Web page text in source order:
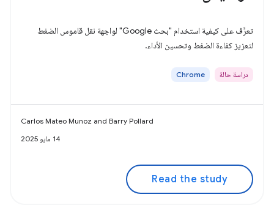
تعرَّف على كيفية استخدام "بحث Google" لواجهة نقل قاموس الضغط
لتعزيز كفاءة الضغط وتحسين الأداء.
دراسة حالة Chrome
Carlos Mateo Munoz and Barry Pollard
14 مايو 2025
Read the study